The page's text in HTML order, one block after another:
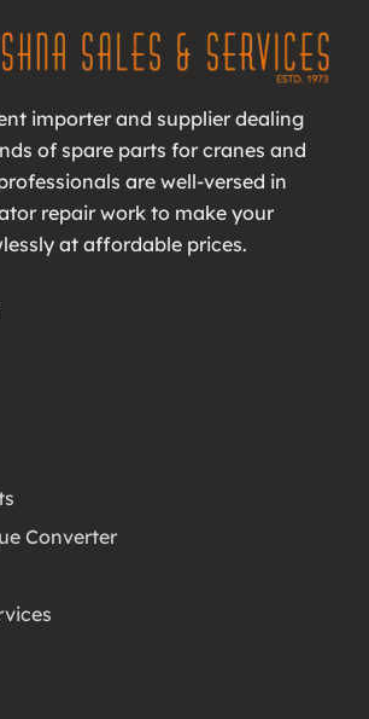
importer and supplier dealing
of spare parts for cranes and
are well-versed in
repair work to make your
at affordable prices.
Converter